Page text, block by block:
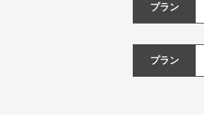
プラン
プラン